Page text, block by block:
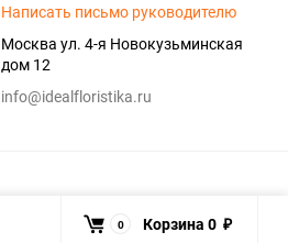
Написать письмо руководителю
Москва ул. 4-я Новокузьминская
дом 12
info@idealfloristika.ru
0 Корзина 0 ₽